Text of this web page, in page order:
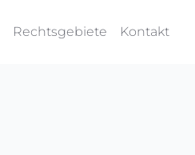
Rechtsgebiete Kontakt